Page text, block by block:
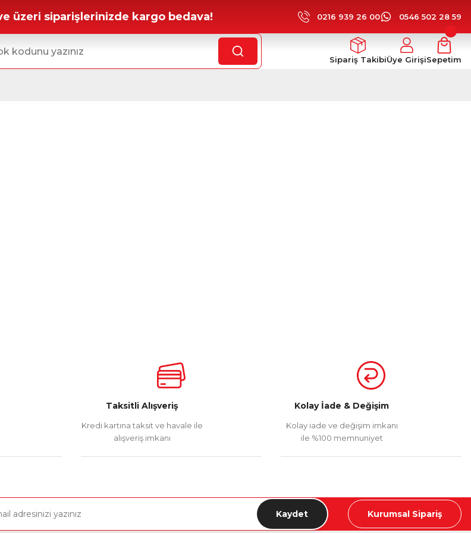
üzeri siparişlerinizde kargo bedava! 0216 939 26 00 0546 502 28 59
Sipariş TakibiÜye GirişiSepetim
Taksitli Alışveriş
Kredi kartına taksit ve havale ile
alışveriş imkanı
Kolay İade & Değişim
Kolay iade ve değişim imkanı
ile %100 memnuniyet
Kaydet Kurumsal Sipariş